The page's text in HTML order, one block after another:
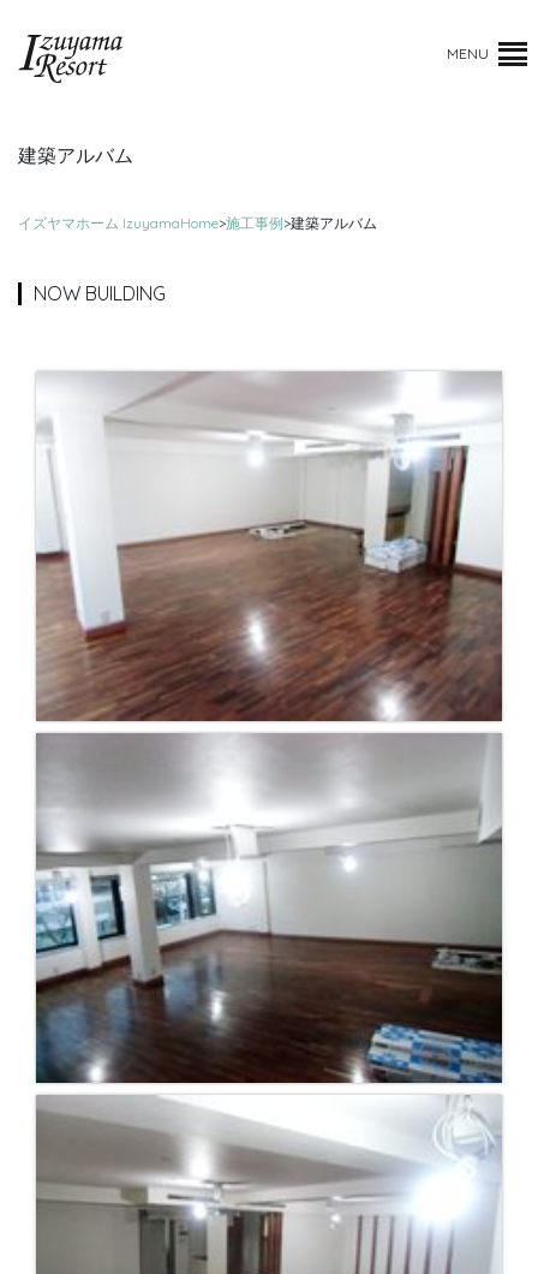
MENU
建築アルバム
イズヤマホーム IzuyamaHome>施工事例>建築アルバム
NOW BUILDING